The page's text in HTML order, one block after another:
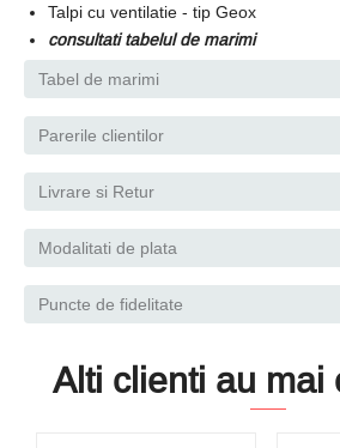
Talpi cu ventilatie - tip Geox
consultati tabelul de marimi
Tabel de marimi
Parerile clientilor
Livrare si Retur
Modalitati de plata
Puncte de fidelitate
Alti clienti au mai